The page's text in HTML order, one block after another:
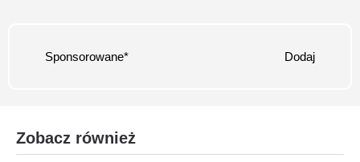
Sponsorowane* Dodaj
Zobacz również